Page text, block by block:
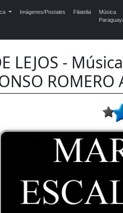
Imágenes/Postales Filatelia
Música
LEJOS -
ROMERO